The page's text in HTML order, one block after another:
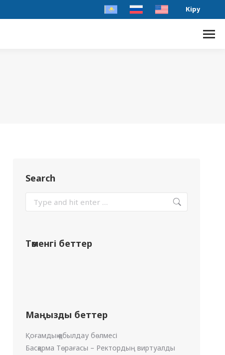
Кіру
Search
Төменгі беттер
Маңызды беттер
Қоғамдық қабылдау бөлмесі
Басқарма Төрағасы – Ректордың виртуалды